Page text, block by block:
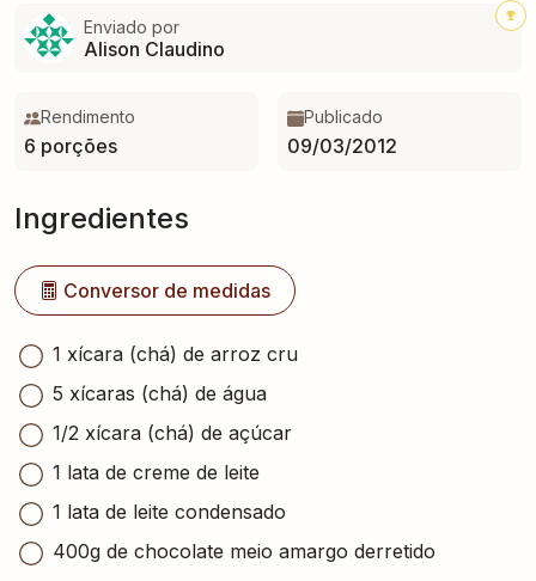
Enviado por
Alison Claudino
Rendimento
6 porções
Publicado
09/03/2012
Ingredientes
Conversor de medidas
1 xícara (chá) de arroz cru
5 xícaras (chá) de água
1/2 xícara (chá) de açúcar
1 lata de creme de leite
1 lata de leite condensado
400g de chocolate meio amargo derretido